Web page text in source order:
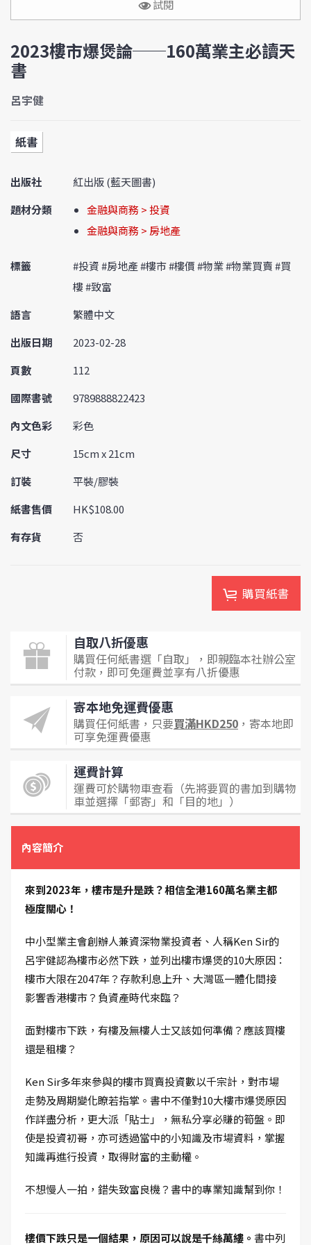
試閱
2023樓市爆煲論──160萬業主必讀天
書
呂宇健
紙書
出版社
紅出版 (藍天圖書)
題材分類
金融與商務 > 投資
金融與商務 > 房地產
標籤
#投資 #房地產 #樓市 #樓價 #物業 #物業買賣 #買
樓 #致富
語言
繁體中文
出版日期
2023-02-28
頁數
112
國際書號
9789888822423
內文色彩
彩色
尺寸
15cm x 21cm
訂裝
平裝/膠裝
紙書售價
HK$108.00
有存貨
否
購買紙書
自取八折優惠
購買任何紙書選「自取」，即親臨本社辦公室
付款，即可免運費並享有八折優惠
寄本地免運費優惠
購買任何紙書，只要買滿HKD250 ，寄本地即
可享免運費優惠
運費計算
運費可於購物車查看（先將要買的書加到購物
車並選擇「郵寄」和「目的地」）
內容簡介
來到2023年，樓市是升是跌？相信全港160萬名業主都
極度關心！
中小型業主會創辦人兼資深物業投資者、人稱Ken Sir的
呂宇健認為樓市必然下跌，並列出樓市爆煲的10大原因：
樓市大限在2047年？存款利息上升、大灣區一體化間接
影響香港樓市？負資產時代來臨？
面對樓市下跌，有樓及無樓人士又該如何準備？應該買樓
還是租樓？
Ken Sir多年來參與的樓市買賣投資數以千宗計，對市場
走勢及周期變化瞭若指掌。書中不僅對10大樓市爆煲原因
作詳盡分析，更大派「貼士」，無私分享必賺的筍盤。即
使是投資初哥，亦可透過當中的小知識及市場資料，掌握
知識再進行投資，取得財富的主動權。
不想慢人一拍，錯失致富良機？書中的專業知識幫到你！
樓價下跌只是一個結果，原因可以說是千絲萬縷。 書中列